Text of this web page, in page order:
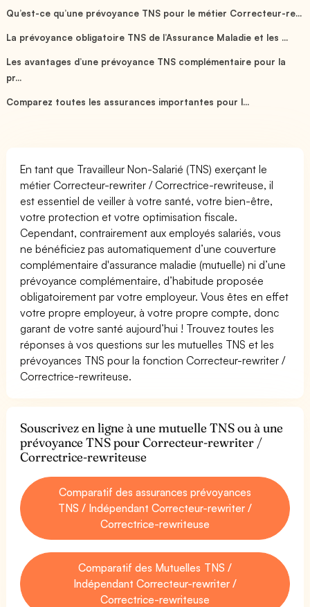
Qu’est-ce qu’une prévoyance TNS pour le métier Correcteur-re...
La prévoyance obligatoire TNS de l’Assurance Maladie et les ...
Les avantages d’une prévoyance TNS complémentaire pour la
pr...
Comparez toutes les assurances importantes pour l...
En tant que Travailleur Non-Salarié (TNS) exerçant le
métier Correcteur-rewriter / Correctrice-rewriteuse, il
est essentiel de veiller à votre santé, votre bien-être,
votre protection et votre optimisation fiscale.
Cependant, contrairement aux employés salariés, vous
ne bénéficiez pas automatiquement d’une couverture
complémentaire d'assurance maladie (mutuelle) ni d’une
prévoyance complémentaire, d’habitude proposée
obligatoirement par votre employeur. Vous êtes en effet
votre propre employeur, à votre propre compte, donc
garant de votre santé aujourd’hui ! Trouvez toutes les
réponses à vos questions sur les mutuelles TNS et les
prévoyances TNS pour la fonction Correcteur-rewriter /
Correctrice-rewriteuse.
Souscrivez en ligne à une mutuelle TNS ou à une
prévoyance TNS pour Correcteur-rewriter /
Correctrice-rewriteuse
Comparatif des assurances prévoyances
TNS / Indépendant Correcteur-rewriter /
Correctrice-rewriteuse
Comparatif des Mutuelles TNS /
Indépendant Correcteur-rewriter /
Correctrice-rewriteuse